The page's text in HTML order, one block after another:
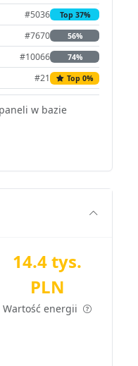
#5036 Top 37%
#7670 56%
#10066 74%
#21 Top 0%
w bazie
14.4 tys.
PLN
Wartość energii